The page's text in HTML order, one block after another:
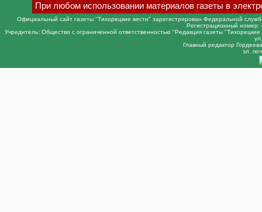
При любом использовании материалов газеты в
Официальный сайт газеты "Тихорецкие вести" зарегистрирован Федеральной
Регистрационный
Учредитель: Общество с ограниченной ответственностью "Редакция газеты
Главный редактор
эл.